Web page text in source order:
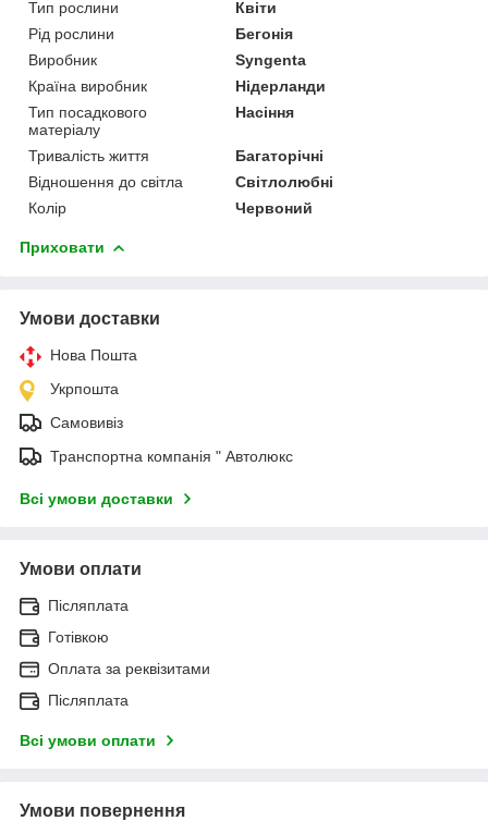
Тип рослини
Квіти
Рід рослини
Бегонія
Виробник
Syngenta
Країна виробник
Нідерланди
Тип посадкового
матеріалу
Насіння
Тривалість життя
Багаторічні
Відношення до світла
Світлолюбні
Колір
Червоний
Приховати
Умови доставки
Нова Пошта
Укрпошта
Самовивіз
Транспортна компанія " Автолюкс
Всі умови доставки
Умови оплати
Післяплата
Готівкою
Оплата за реквізитами
Післяплата
Всі умови оплати
Умови повернення